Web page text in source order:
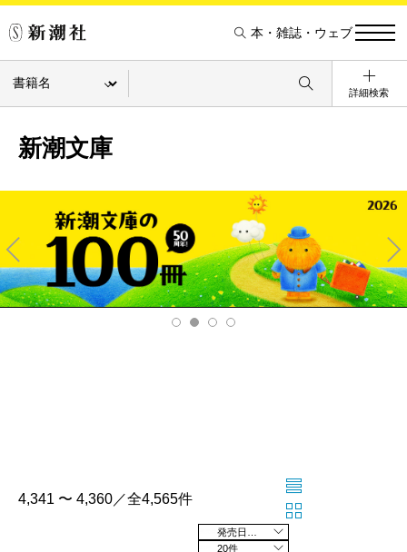
本・雑誌・ウェブ
詳細検索
新潮文庫
Pre
v
Ne
xt
4,341 〜 4,360／全4,565件
20件